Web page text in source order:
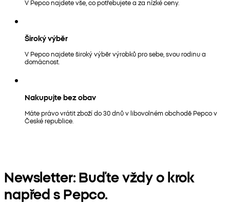
V Pepco najdete vše, co potřebujete a za nízké ceny.
Široký výběr
V Pepco najdete široký výběr výrobků pro sebe, svou rodinu a
domácnost.
Nakupujte bez obav
Máte právo vrátit zboží do 30 dnů v libovolném obchodě Pepco v
České republice.
Newsletter: Buďte vždy o krok
napřed s Pepco.